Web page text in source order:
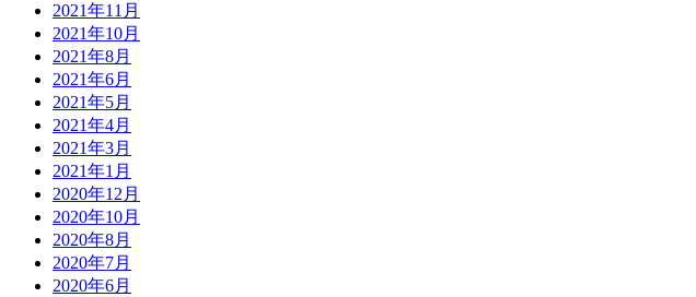
2021年11月
2021年10月
2021年8月
2021年6月
2021年5月
2021年4月
2021年3月
2021年1月
2020年12月
2020年10月
2020年8月
2020年7月
2020年6月